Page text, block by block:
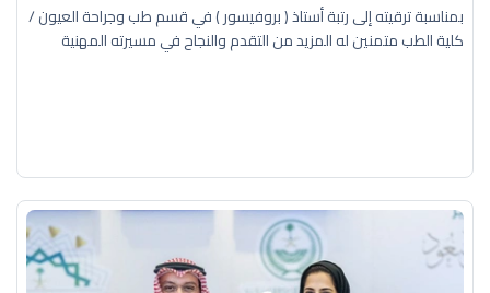
بمناسبة ترقيته إلى رتبة أستاذ ( بروفيسور ) في قسم طب وجراحة العيون /
كلية الطب متمنين له المزيد من التقدم والنجاح في مسيرته المهنية